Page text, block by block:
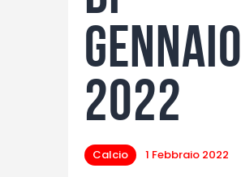
gennaio
2022
Calcio 1 Febbraio 2022